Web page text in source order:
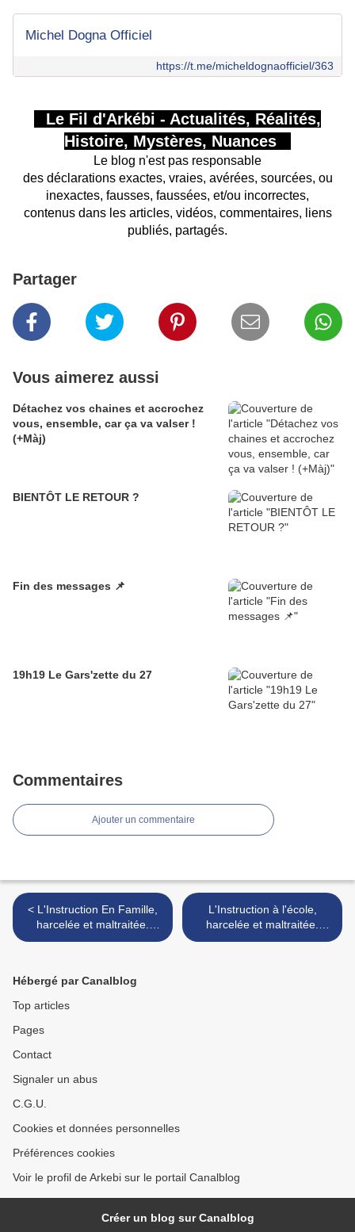
Michel Dogna Officiel
https://t.me/micheldognaofficiel/363
Le Fil d'Arkébi - Actualités, Réalités,
Histoire, Mystères, Nuances
Le blog n'est pas responsable
des déclarations exactes, vraies, avérées, sourcées, ou
inexactes, fausses, faussées, et/ou incorrectes,
contenus dans les articles, vidéos, commentaires, liens
publiés, partagés.
Partager
Vous aimerez aussi
Détachez vos chaines et accrochez
vous, ensemble, car ça va valser !
(+Màj)
BIENTÔT LE RETOUR ?
Fin des messages 📌
19h19 Le Gars'zette du 27
Commentaires
Ajouter un commentaire
< L'Instruction En Famille,
harcelée et maltraitée.
Pourquoi ?
L'Instruction à l'école,
harcelée et maltraitée.
Pourquoi ? VOS ENFANTS
Hébergé par Canalblog
Top articles
Pages
Contact
Signaler un abus
C.G.U.
Cookies et données personnelles
Préférences cookies
Voir le profil de Arkebi sur le portail Canalblog
Créer un blog sur Canalblog